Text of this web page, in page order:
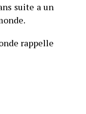
suite a un
rappelle